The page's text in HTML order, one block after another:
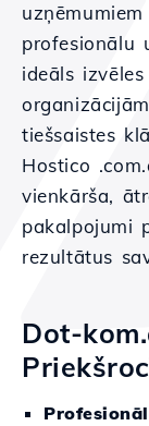
profesionālu
ideāls
tiešsaistes
Hostico
vienkārša,
pakalpojumi
rezultātus
Dot-